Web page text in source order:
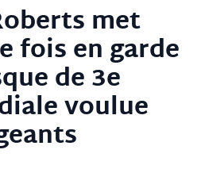
met
fois en garde
de 3e
voulue